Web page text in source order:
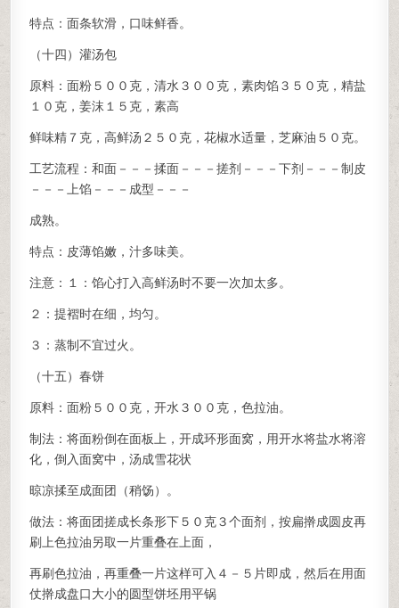
特点：面条软滑，口味鲜香。
（十四）灌汤包
原料：面粉５００克，清水３００克，素肉馅３５０克，精盐
１０克，姜沫１５克，素高
鲜味精７克，高鲜汤２５０克，花椒水适量，芝麻油５０克。
工艺流程：和面－－－揉面－－－搓剂－－－下剂－－－制皮
－－－上馅－－－成型－－－
成熟。
特点：皮薄馅嫩，汁多味美。
注意：１：馅心打入高鲜汤时不要一次加太多。
２：提褶时在细，均匀。
３：蒸制不宜过火。
（十五）春饼
原料：面粉５００克，开水３００克，色拉油。
制法：将面粉倒在面板上，开成环形面窝，用开水将盐水将溶
化，倒入面窝中，汤成雪花状
晾凉揉至成面团（稍饧）。
做法：将面团搓成长条形下５０克３个面剂，按扁擀成圆皮再
刷上色拉油另取一片重叠在上面，
再刷色拉油，再重叠一片这样可入４－５片即成，然后在用面
仗擀成盘口大小的圆型饼坯用平锅